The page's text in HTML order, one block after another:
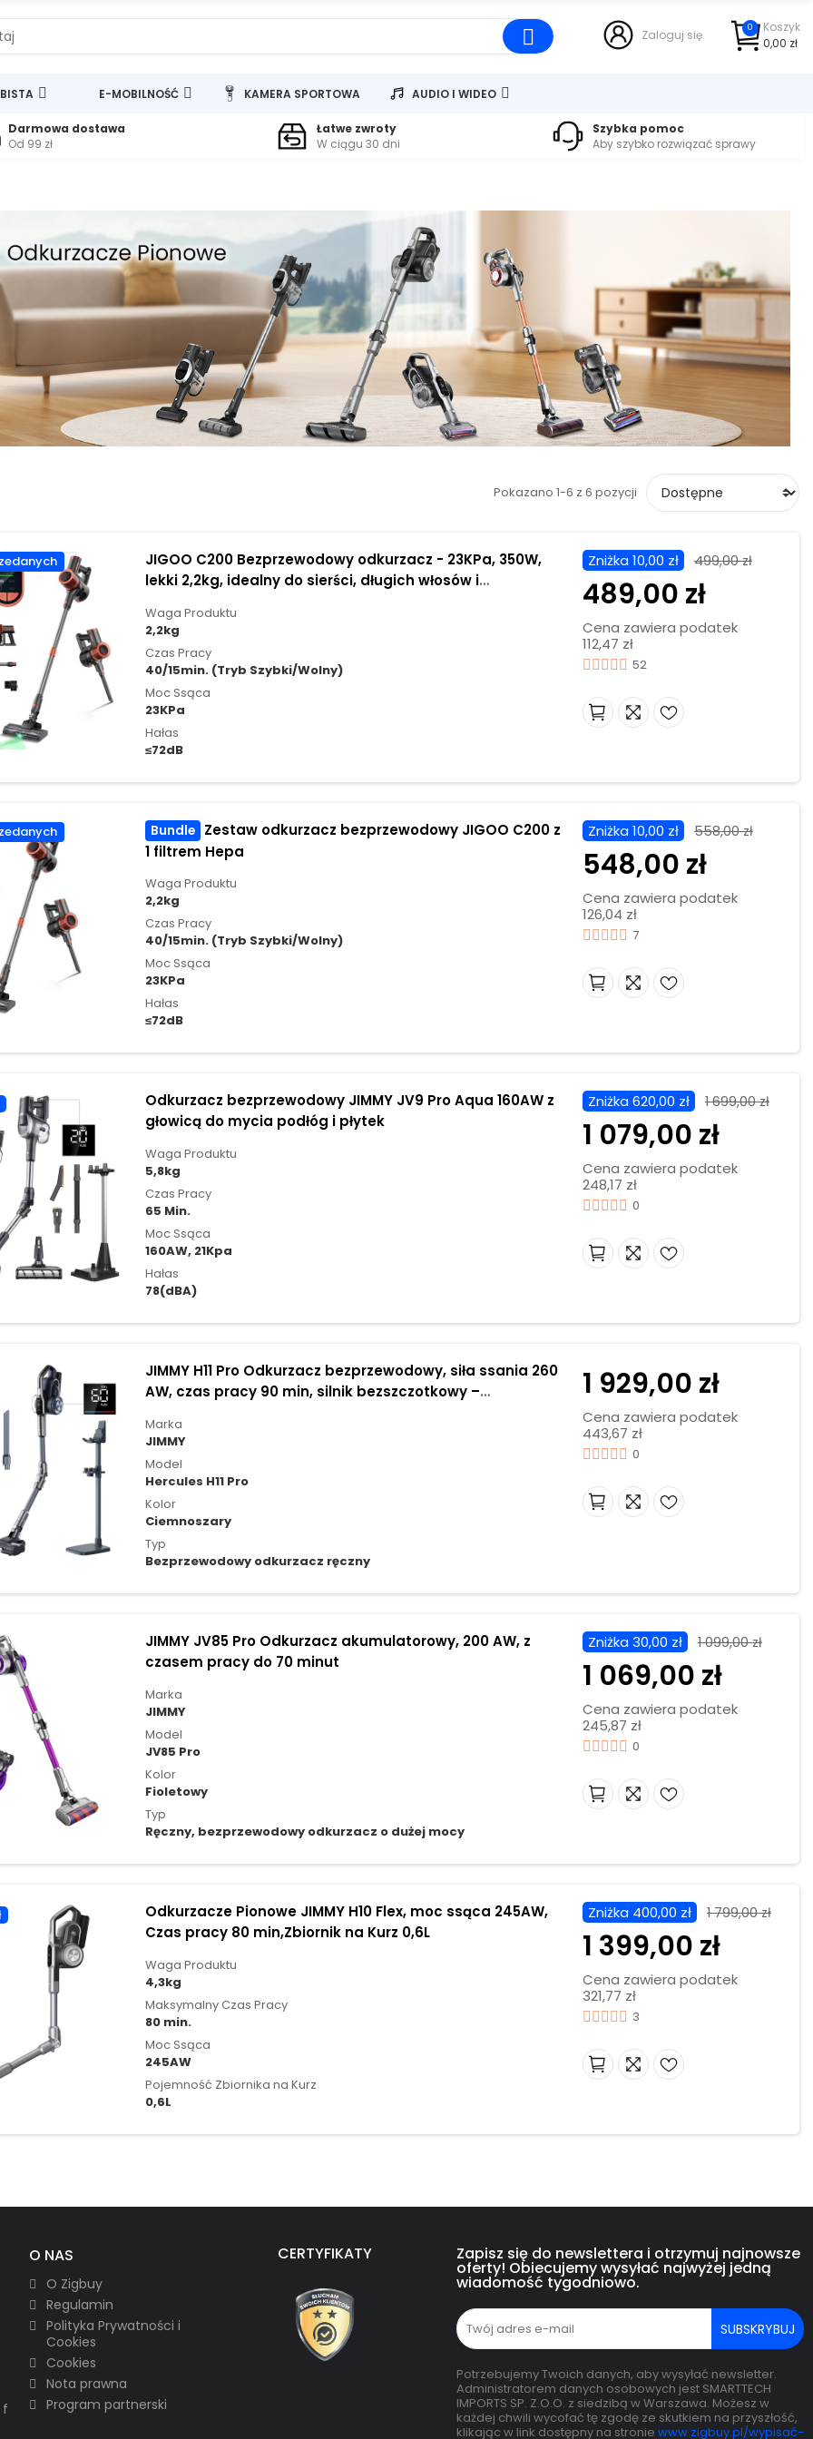
Zaloguj się 0
Koszyk
0,00 zł
E-MOBILNOŚĆ KAMERA SPORTOWA AUDIO I WIDEO
Darmowa dostawa
Od 99 zł
Łatwe zwroty
W ciągu 30 dni
Szybka pomoc
Aby szybko rozwiązać sprawy
Pokazano 1-6 z 6 pozycji
JIGOO C200 Bezprzewodowy odkurzacz - 23KPa, 350W,
lekki 2,2kg, idealny do sierści, długich włosów i
Waga Produktu
2,2kg
Czas Pracy
40/15min. (Tryb Szybki/Wolny)
Moc Ssąca
23KPa
Hałas
≤72dB
Zniżka 10,00 zł 499,00 zł
489,00 zł
Cena zawiera podatek
112,47 zł
52
Bundle
1 filtrem Hepa
Waga Produktu
2,2kg
Czas Pracy
40/15min. (Tryb Szybki/Wolny)
Moc Ssąca
23KPa
Hałas
≤72dB
Zniżka 10,00 zł 558,00 zł
548,00 zł
Cena zawiera podatek
126,04 zł
7
Odkurzacz bezprzewodowy JIMMY JV9 Pro Aqua 160AW z
głowicą do mycia podłóg i płytek
Waga Produktu
5,8kg
Czas Pracy
65 Min.
Moc Ssąca
160AW, 21Kpa
Hałas
78(dBA)
Zniżka 620,00 zł 1 699,00 zł
1 079,00 zł
Cena zawiera podatek
248,17 zł
0
JIMMY H11 Pro Odkurzacz bezprzewodowy, siła ssania 260
AW, czas pracy 90 min, silnik bezszczotkowy –
Marka
JIMMY
Model
Hercules H11 Pro
Kolor
Ciemnoszary
Typ
Bezprzewodowy odkurzacz ręczny
1 929,00 zł
Cena zawiera podatek
443,67 zł
0
JIMMY JV85 Pro Odkurzacz akumulatorowy, 200 AW, z
czasem pracy do 70 minut
Marka
JIMMY
Model
JV85 Pro
Kolor
Fioletowy
Typ
Ręczny, bezprzewodowy odkurzacz o dużej mocy
Zniżka 30,00 zł 1 099,00 zł
1 069,00 zł
Cena zawiera podatek
245,87 zł
0
Odkurzacze Pionowe JIMMY H10 Flex, moc ssąca 245AW,
Czas pracy 80 min,Zbiornik na Kurz 0,6L
Waga Produktu
4,3kg
Maksymalny Czas Pracy
80 min.
Moc Ssąca
245AW
Pojemność Zbiornika na Kurz
0,6L
Zniżka 400,00 zł 1 799,00 zł
1 399,00 zł
Cena zawiera podatek
321,77 zł
3
f
O NAS
O Zigbuy
Regulamin
Polityka Prywatności i
Cookies
Cookies
Nota prawna
Program partnerski
CERTYFIKATY Zapisz się do newslettera i otrzymuj najnowsze
oferty! Obiecujemy wysyłać najwyżej jedną
wiadomość tygodniowo.
SUBSKRYBUJ
Potrzebujemy Twoich danych, aby wysyłać newsletter.
Administratorem danych osobowych jest SMARTTECH
IMPORTS SP. Z.O.O. z siedzibą w Warszawa. Możesz w
każdej chwili wycofać tę zgodę ze skutkiem na przyszłość,
klikając w link dostępny na stronie www.zigbuy.pl/wypisać-